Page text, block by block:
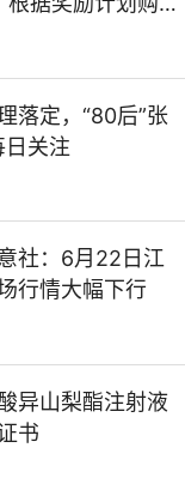
落定，“80后”张
关注
社：6月22日江
行情大幅下行
异山梨酯注射液
书